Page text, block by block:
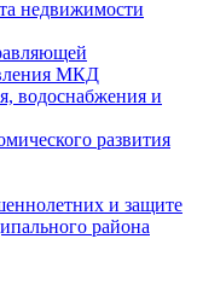
недвижимости
МКД
водоснабжения и
развития
и защите
района